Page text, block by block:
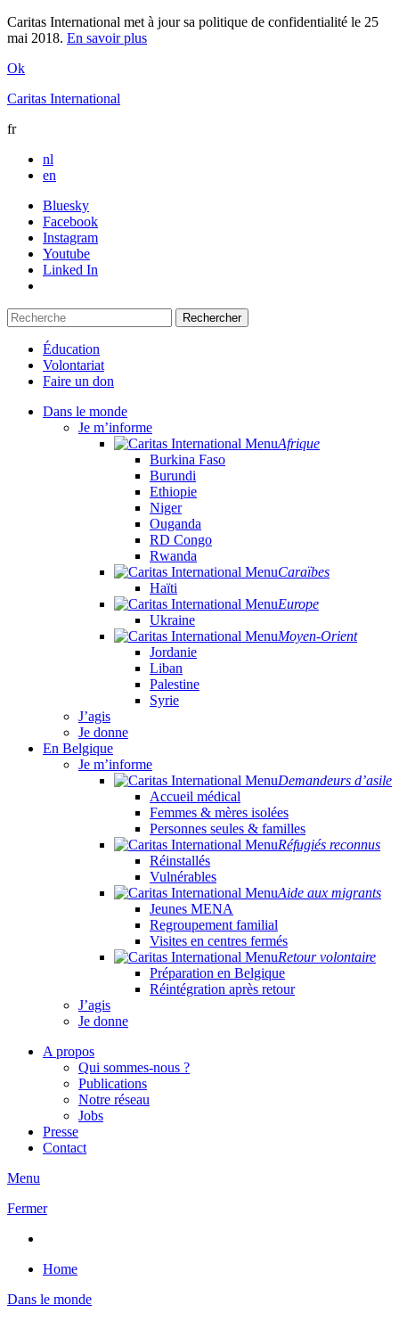
Caritas International met à jour sa politique de confidentialité le 25
mai 2018. En savoir plus
Ok
Caritas International
fr
nl
en
Bluesky
Facebook
Instagram
Youtube
Linked In
Éducation
Volontariat
Faire un don
Dans le monde
Je m’informe
Afrique
Burkina Faso
Burundi
Ethiopie
Niger
Ouganda
RD Congo
Rwanda
Caraïbes
Haïti
Europe
Ukraine
Moyen-Orient
Jordanie
Liban
Palestine
Syrie
J’agis
Je donne
En Belgique
Je m’informe
Demandeurs d’asile
Accueil médical
Femmes & mères isolées
Personnes seules & familles
Réfugiés reconnus
Réinstallés
Vulnérables
Aide aux migrants
Jeunes MENA
Regroupement familial
Visites en centres fermés
Retour volontaire
Préparation en Belgique
Réintégration après retour
J’agis
Je donne
A propos
Qui sommes-nous ?
Publications
Notre réseau
Jobs
Presse
Contact
Menu
Fermer
Home
Dans le monde